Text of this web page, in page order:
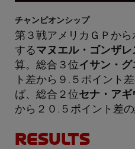
チャンピオンシップ
第３戦アメリカＧＰか
するマヌエル・ゴンザレ
算。総合３位イサン・グ
ト差から９.５ポイント
ば、総合２位セナ・アギ
から２０.５ポイント差
RESULTS